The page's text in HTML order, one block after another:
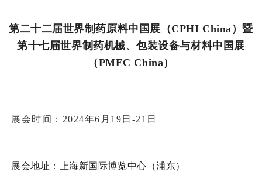
第二十二届世界制药原料中国展（CPHI China）暨
第十七届世界制药机械、包装设备与材料中国展
（PMEC China）
展会时间：2024年6月19日-21日
展会地址：上海新国际博览中心（浦东）